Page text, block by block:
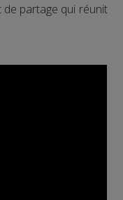
partage qui réunit